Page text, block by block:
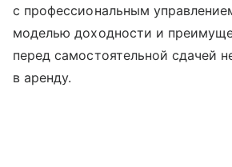
с профессиональным
моделью доходности и
перед самостоятельной сдачей
в аренду.